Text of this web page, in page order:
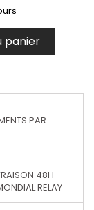
panier
PAR
48H
RELAY